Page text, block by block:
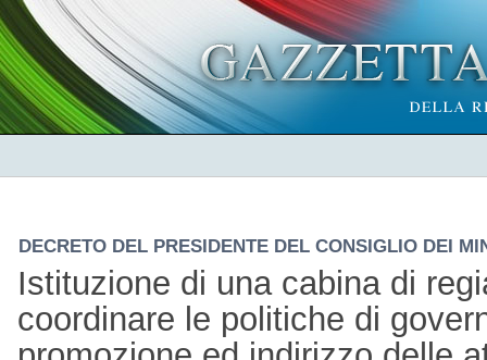
DECRETO DEL PRESIDENTE DEL CONSIGLIO DEI
Istituzione di una cabina di
coordinare le politiche di